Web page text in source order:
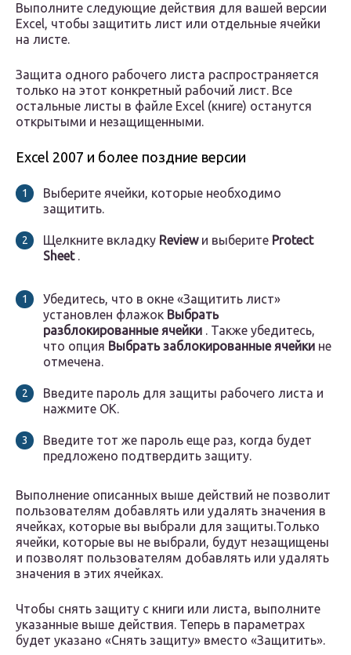
Выполните следующие действия для вашей версии
Excel, чтобы защитить лист или отдельные ячейки
на листе.
Защита одного рабочего листа распространяется
только на этот конкретный рабочий лист. Все
остальные листы в файле Excel (книге) останутся
открытыми и незащищенными.
Excel 2007 и более поздние версии
Выберите ячейки, которые необходимо
защитить.
Щелкните вкладку Review и выберите Protect
Sheet .
Убедитесь, что в окне «Защитить лист»
установлен флажок Выбрать
разблокированные ячейки . Также убедитесь,
что опция Выбрать заблокированные ячейки не
отмечена.
Введите пароль для защиты рабочего листа и
нажмите OK.
Введите тот же пароль еще раз, когда будет
предложено подтвердить защиту.
Выполнение описанных выше действий не позволит
пользователям добавлять или удалять значения в
ячейках, которые вы выбрали для защиты.Только
ячейки, которые вы не выбрали, будут незащищены
и позволят пользователям добавлять или удалять
значения в этих ячейках.
Чтобы снять защиту с книги или листа, выполните
указанные выше действия. Теперь в параметрах
будет указано «Снять защиту» вместо «Защитить».